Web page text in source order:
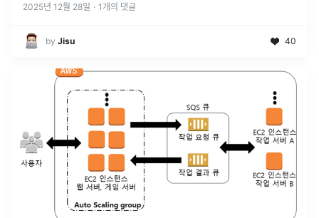
2025년 12월 28일 · 1 개의 댓글
by Jisu 40